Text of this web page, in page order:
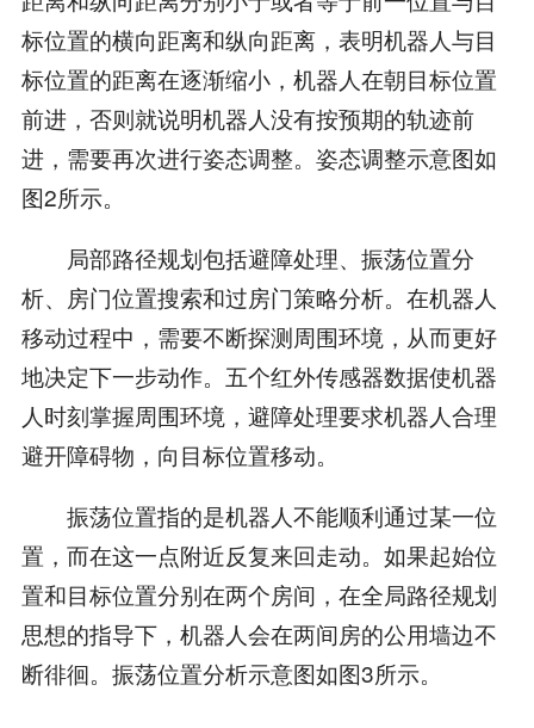
标位置的横向距离和纵向距离，表明机器人与目
标位置的距离在逐渐缩小，机器人在朝目标位置
前进，否则就说明机器人没有按预期的轨迹前
进，需要再次进行姿态调整。姿态调整示意图如
图2所示。
局部路径规划包括避障处理、振荡位置分
析、房门位置搜索和过房门策略分析。在机器人
移动过程中，需要不断探测周围环境，从而更好
地决定下一步动作。五个红外传感器数据使机器
人时刻掌握周围环境，避障处理要求机器人合理
避开障碍物，向目标位置移动。
振荡位置指的是机器人不能顺利通过某一位
置，而在这一点附近反复来回走动。如果起始位
置和目标位置分别在两个房间，在全局路径规划
思想的指导下，机器人会在两间房的公用墙边不
断徘徊。振荡位置分析示意图如图3所示。